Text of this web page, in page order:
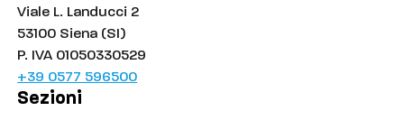
Viale L. Landucci 2
53100 Siena (SI)
P. IVA 01050330529
+39 0577 596500
Sezioni